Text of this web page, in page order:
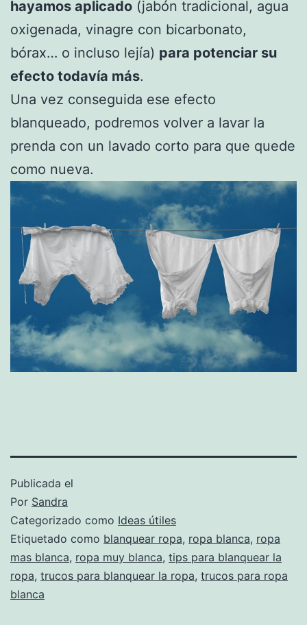
hayamos aplicado (jabón tradicional, agua
oxigenada, vinagre con bicarbonato,
bórax… o incluso lejía) para potenciar su
efecto todavía más.
Una vez conseguida ese efecto
blanqueado, podremos volver a lavar la
prenda con un lavado corto para que quede
como nueva.
Publicada el
Por Sandra
Categorizado como Ideas útiles
Etiquetado como blanquear ropa, ropa blanca, ropa
mas blanca, ropa muy blanca, tips para blanquear la
ropa, trucos para blanquear la ropa, trucos para ropa
blanca